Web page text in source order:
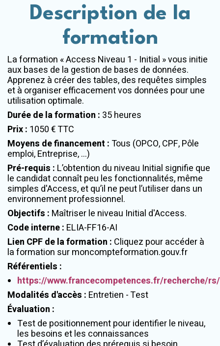
Description de la
formation
La formation « Access Niveau 1 - Initial » vous initie
aux bases de la gestion de bases de données.
Apprenez à créer des tables, des requêtes simples
et à organiser efficacement vos données pour une
utilisation optimale.
Durée de la formation : 35 heures
Prix: 1050 € TTC
Moyens de financement :Tous (OPCO, CPF, Pôle
emploi, Entreprise, ...)
Pré-requis : L’obtention du niveau Initial signifie que
le candidat connaît peu les fonctionnalités, même
simples d'Access, et qu’il ne peut l’utiliser dans un
environnement professionnel.
Objectifs : Maîtriser le niveau Initial d'Access.
Code interne: ELIA-FF16-AI
Lien CPF de la formation : Cliquez pour accéder à
la formation sur moncompteformation.gouv.fr
Référentiels :
https://www.francecompetences.fr/recherche/
Modalités d'accès : Entretien - Test
Évaluation :
Test de positionnement pour identifier le niveau,
les besoins et les connaissances